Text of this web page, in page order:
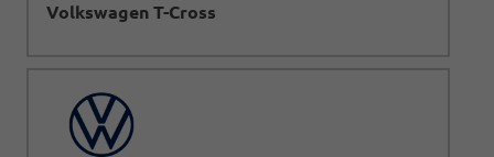
Volkswagen T-Cross